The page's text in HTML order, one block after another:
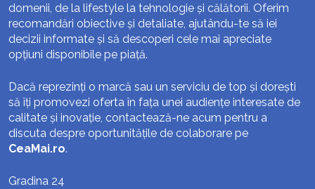
domenii, de la lifestyle la tehnologie și călătorii. Oferim
recomandări obiective și detaliate, ajutându-te să iei
decizii informate și să descoperi cele mai apreciate
opțiuni disponibile pe piață.
Dacă reprezinți o marcă sau un serviciu de top și dorești
să îți promovezi oferta în fața unei audiențe interesate de
calitate și inovație, contactează-ne acum pentru a
discuta despre oportunitățile de colaborare pe
CeaMai.ro.
Gradina 24